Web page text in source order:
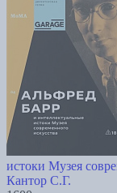
истоки Музея
Кантор С.Г.